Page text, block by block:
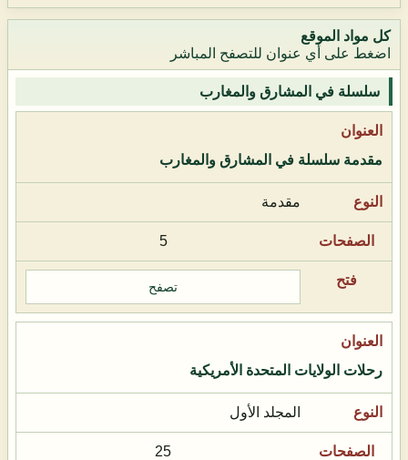
كل مواد الموقع
اضغط على أي عنوان للتصفح المباشر
سلسلة في المشارق والمغارب
مقدمة سلسلة في المشارق والمغارب
مقدمة
5
تصفح
رحلات الولايات المتحدة الأمريكية
المجلد الأول
25